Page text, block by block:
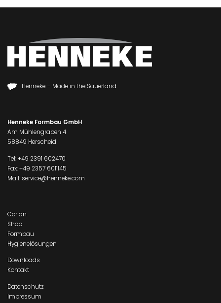
Henneke – Made in the Sauerland
Henneke Formbau GmbH
Am Mühlengraben 4
58849 Herscheid
Tel:+49 2391 602470
Fax: +49 2357 6011145
Mail: service@henneke.com
Corian
Shop
Formbau
Hygienelösungen
Downloads
Kontakt
Datenschutz
Impressum